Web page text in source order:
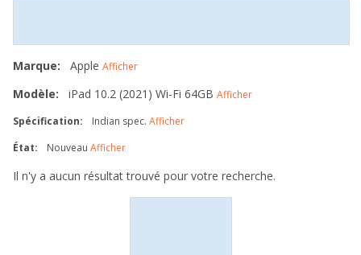
Marque: Apple Afficher
Modèle: iPad 10.2 (2021) Wi-Fi 64GB Afficher
Spécification:
Indian spec. Afficher
État:
Nouveau Afficher
Il n'y a aucun résultat trouvé pour votre recherche.